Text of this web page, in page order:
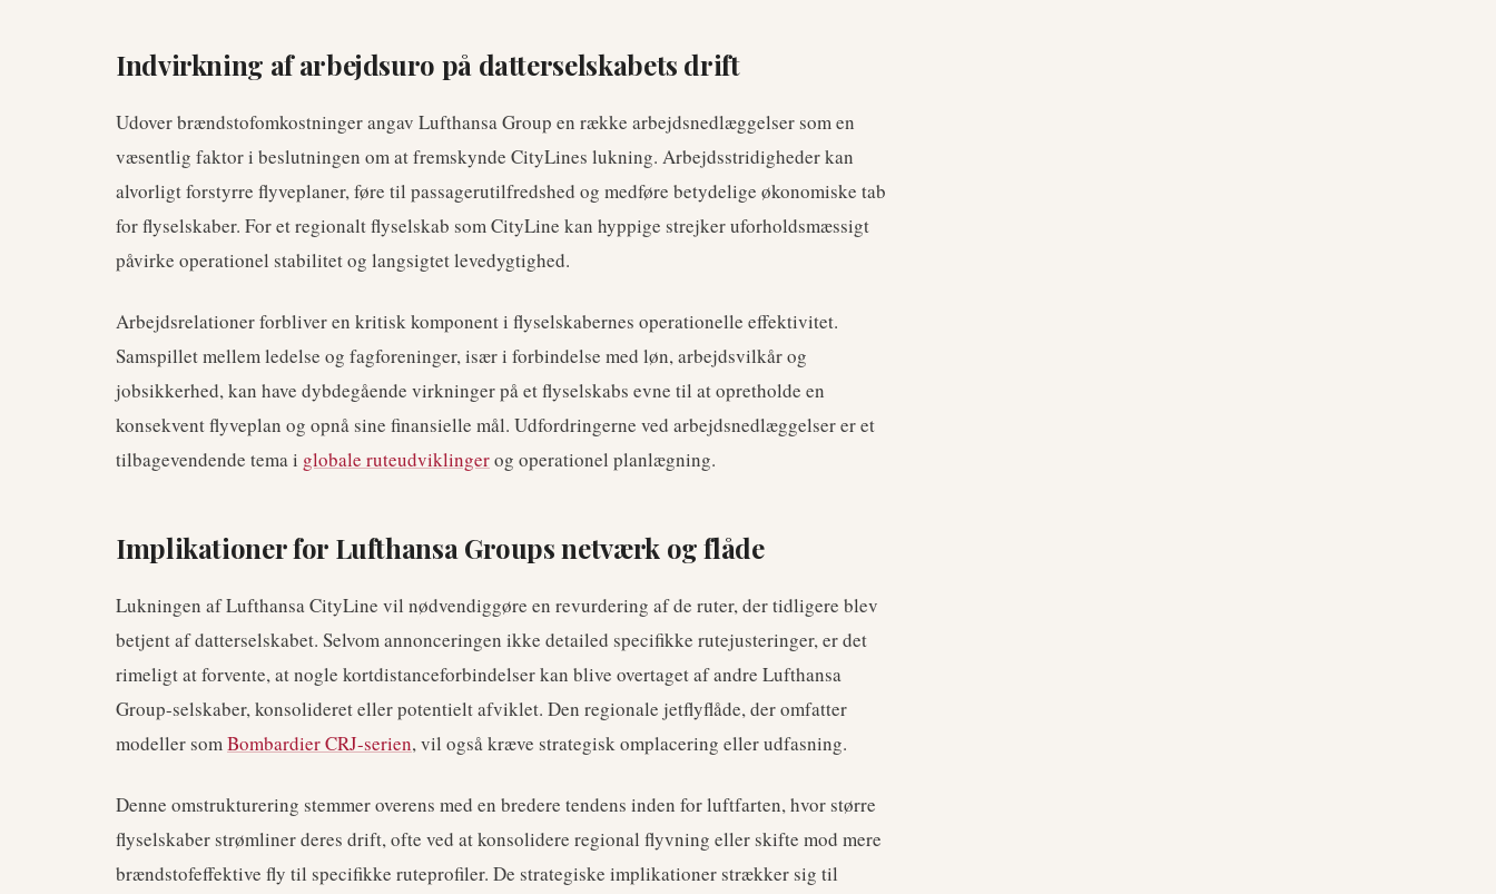
Indvirkning af arbejdsuro på datterselskabets drift
Udover brændstofomkostninger angav Lufthansa Group en række arbejdsnedlæggelser som en
væsentlig faktor i beslutningen om at fremskynde CityLines lukning. Arbejdsstridigheder kan
alvorligt forstyrre flyveplaner, føre til passagerutilfredshed og medføre betydelige økonomiske tab
for flyselskaber. For et regionalt flyselskab som CityLine kan hyppige strejker uforholdsmæssigt
påvirke operationel stabilitet og langsigtet levedygtighed.
Arbejdsrelationer forbliver en kritisk komponent i flyselskabernes operationelle effektivitet.
Samspillet mellem ledelse og fagforeninger, især i forbindelse med løn, arbejdsvilkår og
jobsikkerhed, kan have dybdegående virkninger på et flyselskabs evne til at opretholde en
konsekvent flyveplan og opnå sine finansielle mål. Udfordringerne ved arbejdsnedlæggelser er et
tilbagevendende tema i globale ruteudviklingerog operationel planlægning.
Implikationer for Lufthansa Groups netværk og flåde
Lukningen af Lufthansa CityLine vil nødvendiggøre en revurdering af de ruter, der tidligere blev
betjent af datterselskabet. Selvom annonceringen ikke detailed specifikke rutejusteringer, er det
rimeligt at forvente, at nogle kortdistanceforbindelser kan blive overtaget af andre Lufthansa
Group-selskaber, konsolideret eller potentielt afviklet. Den regionale jetflyflåde, der omfatter
modeller somBombardier CRJ-serien, vil også kræve strategisk omplacering eller udfasning.
Denne omstrukturering stemmer overens med en bredere tendens inden for luftfarten, hvor større
flyselskaber strømliner deres drift, ofte ved at konsolidere regional flyvning eller skifte mod mere
brændstofeffektive fly til specifikke ruteprofiler. De strategiske implikationer strækker sig til